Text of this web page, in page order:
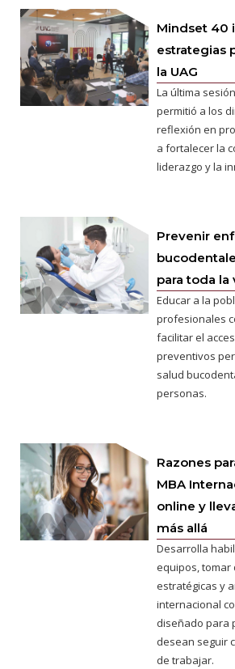
Mindset 40
estrategias
la UAG
La última
permitió a los
reflexión en
a fortalecer la
liderazgo y la
Prevenir
para toda la
Educar a la
profesionales
facilitar el
preventivos
salud
personas.
Razones
MBA
online y
más allá
Desarrolla
equipos, tomar
estratégicas y
internacional
diseñado para
desean seguir
de trabajar.